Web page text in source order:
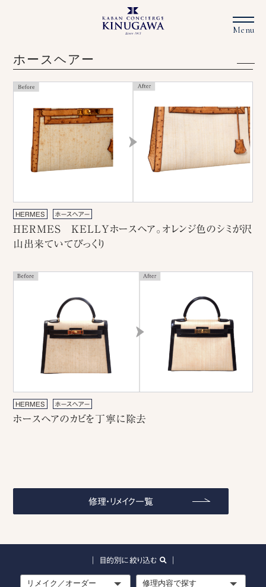
ホースヘアー
HERMES ホースヘアー
HERMES KELLYホースヘア。オレンジ色のシミが沢
山出来ていてびっくり
HERMES ホースヘアー
ホースヘアのカビを丁寧に除去
修理・リメイク一覧
｜ 目的別に絞り込む